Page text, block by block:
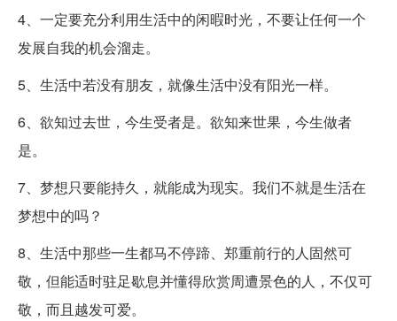
4、一定要充分利用生活中的闲暇时光，不要让任何一个
发展自我的机会溜走。
5、生活中若没有朋友，就像生活中没有阳光一样。
6、欲知过去世，今生受者是。欲知来世果，今生做者
是。
7、梦想只要能持久，就能成为现实。我们不就是生活在
梦想中的吗？
8、生活中那些一生都马不停蹄、郑重前行的人固然可
敬，但能适时驻足歇息并懂得欣赏周遭景色的人，不仅可
敬，而且越发可爱。